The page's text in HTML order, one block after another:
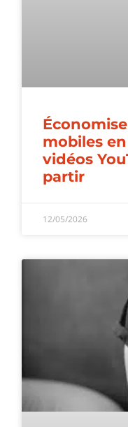
mobiles
vidéos
partir
12/05/2026